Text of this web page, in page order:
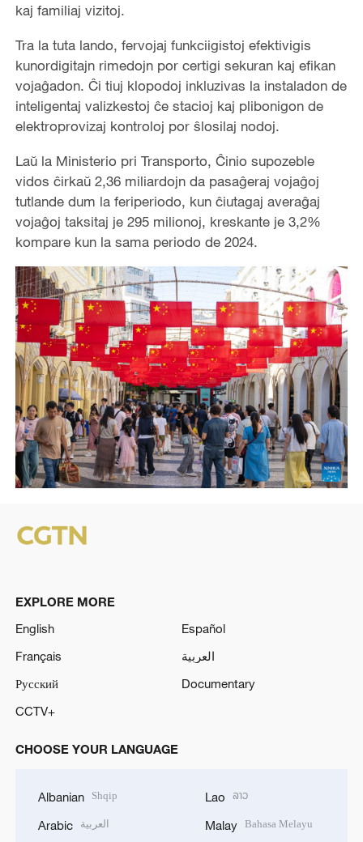
kaj familiaj vizitoj.
Tra la tuta lando, fervojaj funkciigistoj efektivigis
kunordigitajn rimedojn por certigi sekuran kaj efikan
vojaĝadon. Ĉi tiuj klopodoj inkluzivas la instaladon de
inteligentaj valizkestoj ĉe stacioj kaj plibonigon de
elektroprovizaj kontroloj por ŝlosilaj nodoj.
Laŭ la Ministerio pri Transporto, Ĉinio supozeble
vidos ĉirkaŭ 2,36 miliardojn da pasaĝeraj vojaĝoj
tutlande dum la feriperiodo, kun ĉiutagaj averaĝaj
vojaĝoj taksitaj je 295 milionoj, kreskante je 3,2%
kompare kun la sama periodo de 2024.
EXPLORE MORE
English
Español
Français
العربية
Русский
Documentary
CCTV+
CHOOSE YOUR LANGUAGE
Albanian Shqip
Arabic العربية
Lao ລາວ
Malay Bahasa Melayu